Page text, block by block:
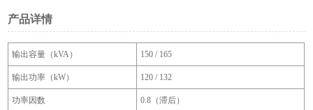
产品详情
输出容量（kVA） 150 / 165
输出功率（kW） 120 / 132
功率因数 0.8（滞后）